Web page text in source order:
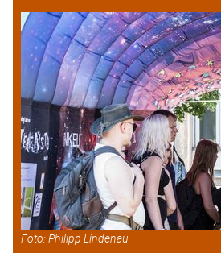
Foto: Philipp Lindenau